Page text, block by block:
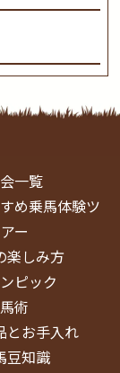
一覧
め乗馬体験ツ
アー
楽しみ方
ピック
馬術
とお手入れ
豆知識